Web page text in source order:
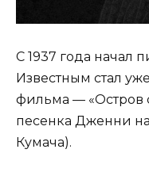
С 1937 года начал
Известным стал
фильма — «Остров
песенка Дженни
Кумача).